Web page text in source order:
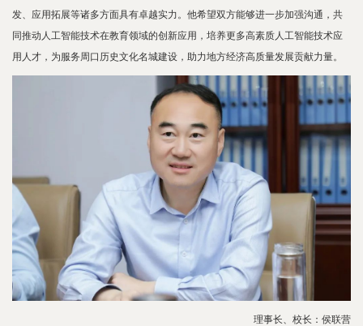
发、应用拓展等诸多方面具有卓越实力。他希望双方能够进一步加强沟通，共
同推动人工智能技术在教育领域的创新应用，培养更多高素质人工智能技术应
用人才，为服务周口历史文化名城建设，助力地方经济高质量发展贡献力量。
理事长、校长：侯联营